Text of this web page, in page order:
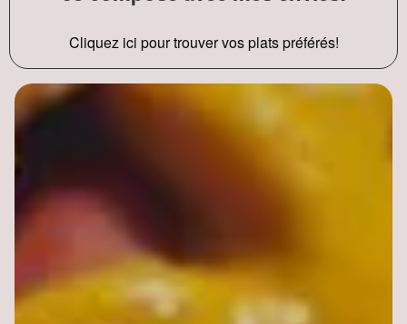
Cliquez ici pour trouver vos plats préférés!